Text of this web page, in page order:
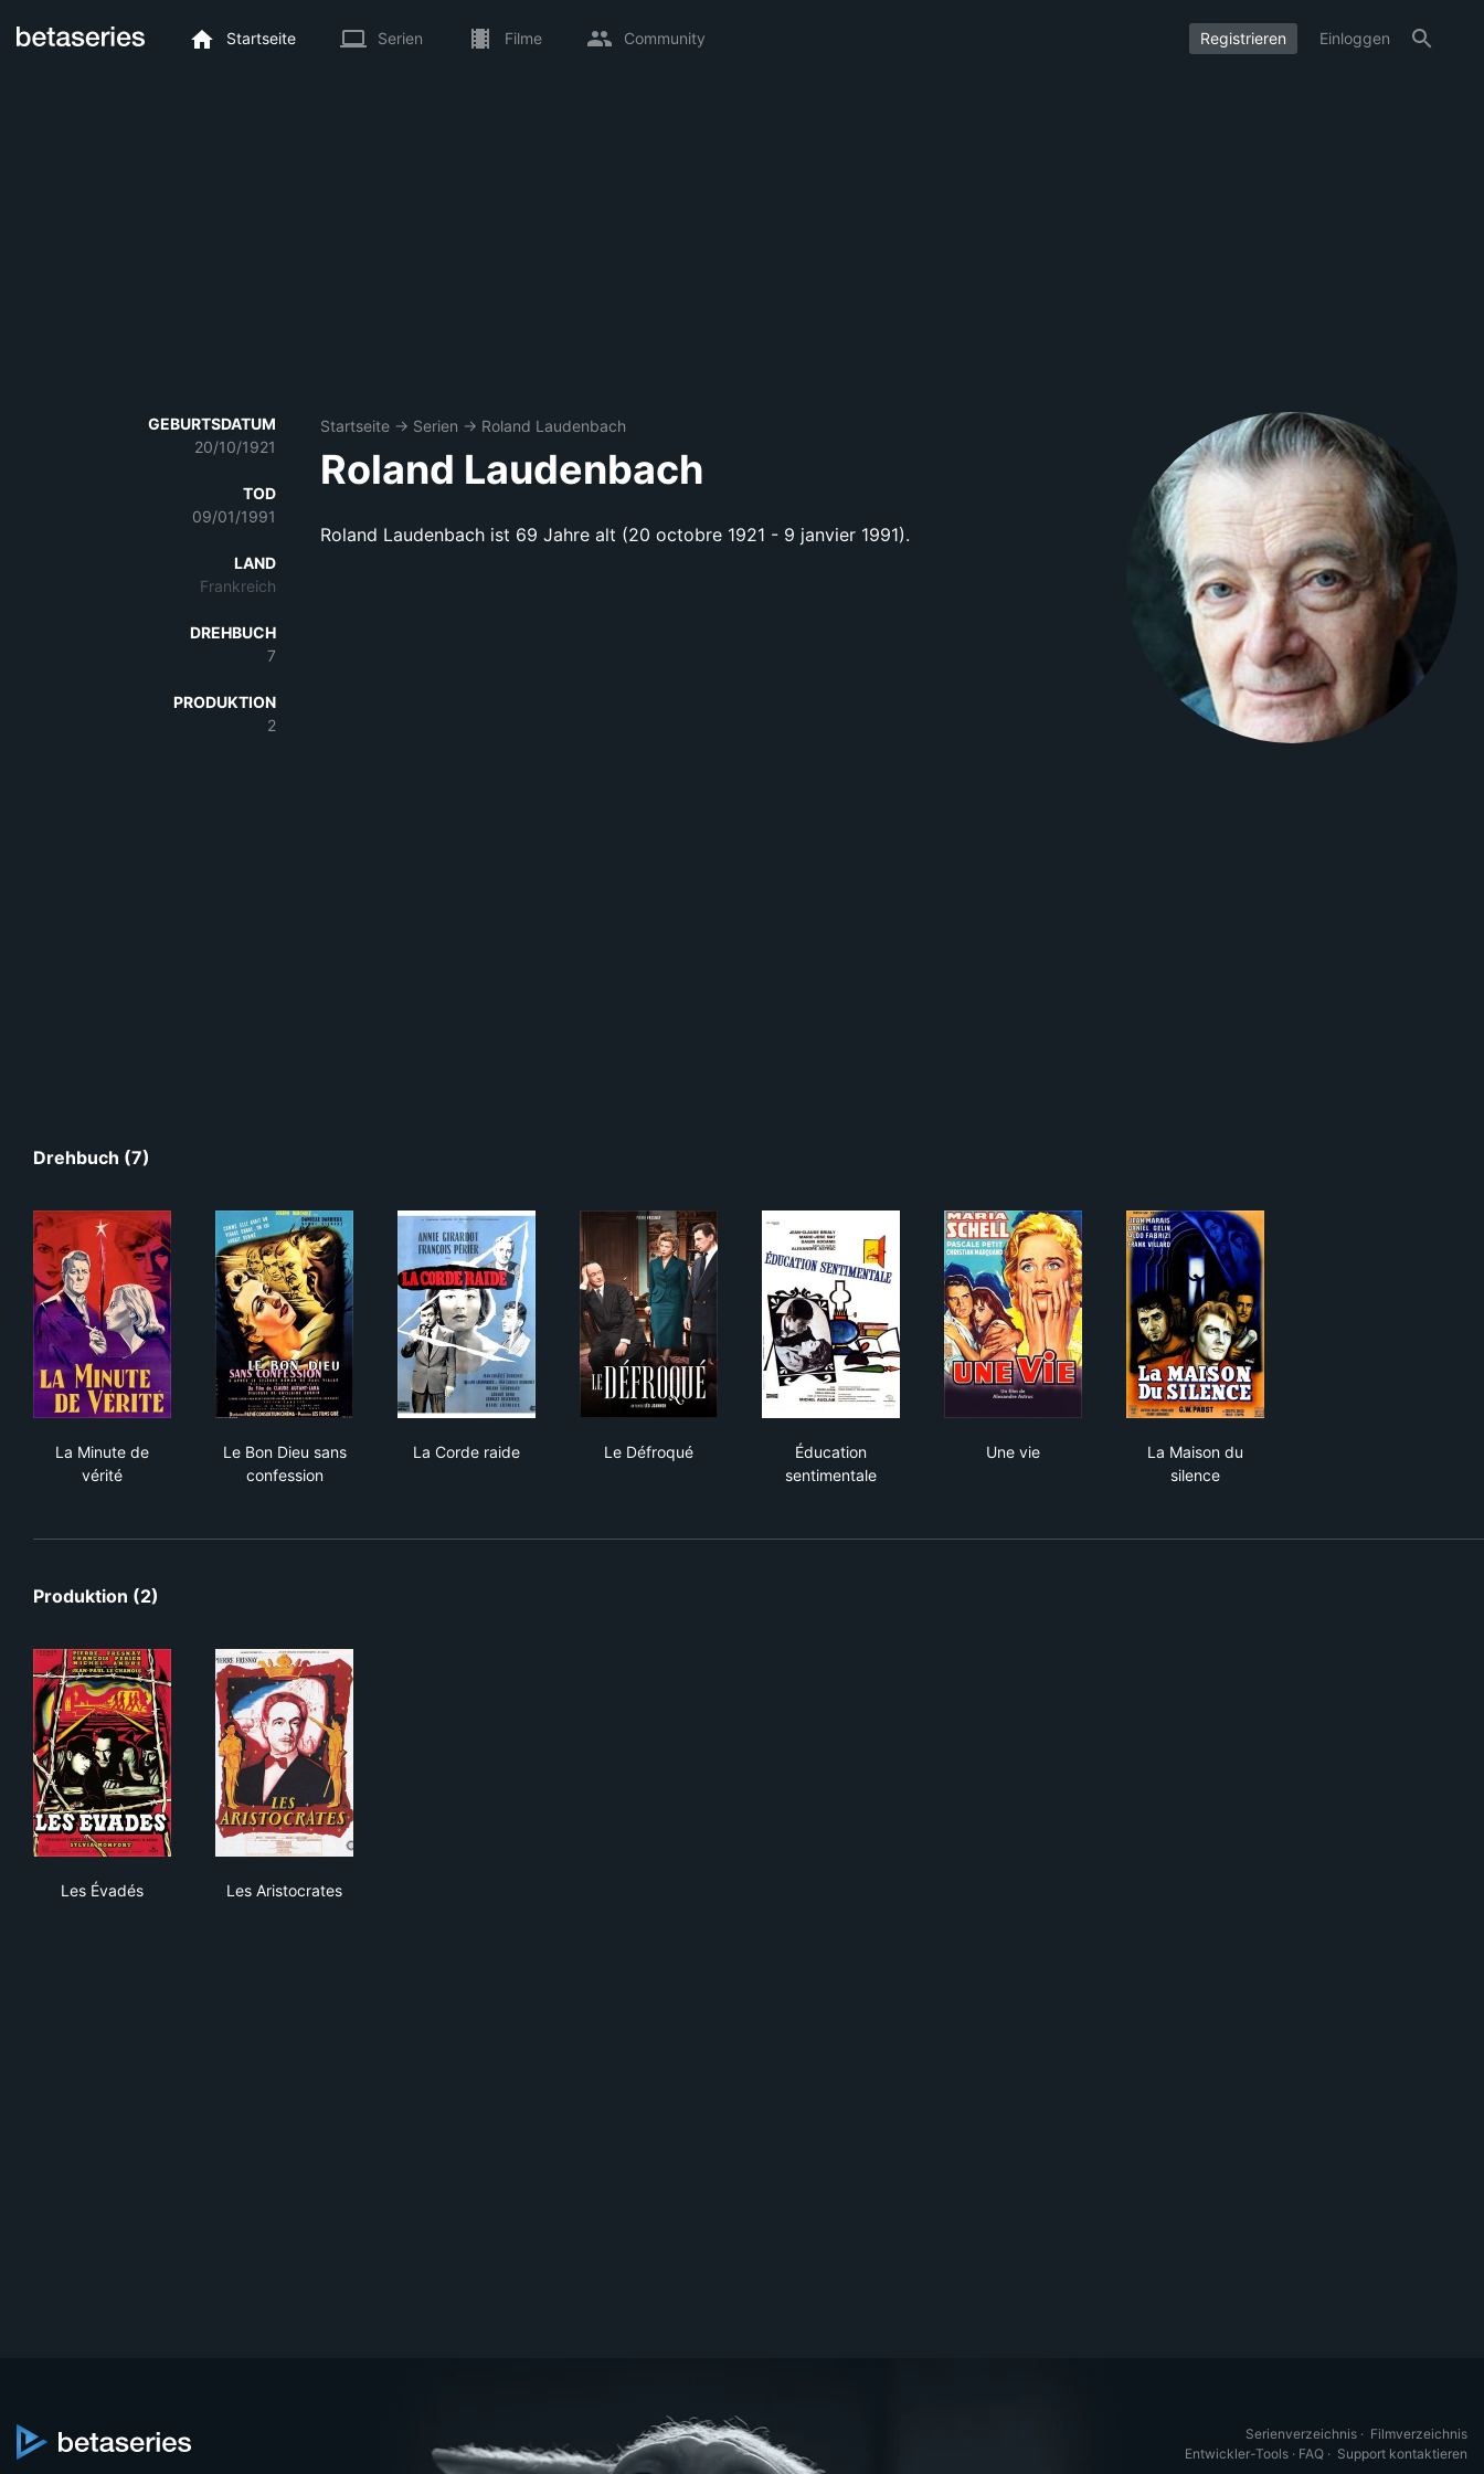
Startseite Serien Filme Community Registrieren Einloggen
GEBURTSDATUM
20/10/1921
TOD
09/01/1991
LAND
Frankreich
DREHBUCH
7
PRODUKTION
2
Startseite → Serien → Roland Laudenbach
Roland Laudenbach
Roland Laudenbach ist 69 Jahre alt (20 octobre 1921 - 9 janvier 1991).
Drehbuch (7)
La Minute de
vérité
Le Bon Dieu sans
confession
La Corde raide
Le Défroqué
Éducation
sentimentale
Une vie
La Maison du
silence
Produktion (2)
Les Évadés
Les Aristocrates
Serienverzeichnis · Filmverzeichnis
Entwickler-Tools · FAQ · Support kontaktieren